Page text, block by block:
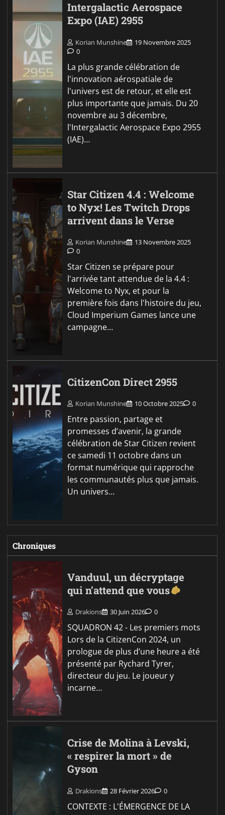
Intergalactic Aerospace
Expo (IAE) 2955
Korian Munshine
19 Novembre 2025
0
La plus grande célébration de
l'innovation aérospatiale de
l'univers est de retour, et elle est
plus importante que jamais. Du 20
novembre au 3 décembre,
l'Intergalactic Aerospace Expo 2955
(IAE)…
Star Citizen 4.4 : Welcome
to Nyx! Les Twitch Drops
arrivent dans le Verse
Korian Munshine
13 Novembre 2025
0
Star Citizen se prépare pour
l'arrivée tant attendue de la 4.4 :
Welcome to Nyx, et pour la
première fois dans l'histoire du jeu,
Cloud Imperium Games lance une
campagne…
CitizenCon Direct 2955
Korian Munshine 10 Octobre 2025 0
Entre passion, partage et
promesses d’avenir, la grande
célébration de Star Citizen revient
ce samedi 11 octobre dans un
format numérique qui rapproche
les communautés plus que jamais.
Un univers…
Chroniques
Vanduul, un décryptage
qui n’attend que vous
Drakions 30 Juin 2026 0
SQUADRON 42 - Les premiers mots
Lors de la CitizenCon 2024, un
prologue de plus d’une heure a été
présenté par Rychard Tyrer,
directeur du jeu. Le joueur y
incarne…
Crise de Molina à Levski,
« respirer la mort » de
Gyson
Drakions 28 Février 2026 0
CONTEXTE : L'ÉMERGENCE DE LA